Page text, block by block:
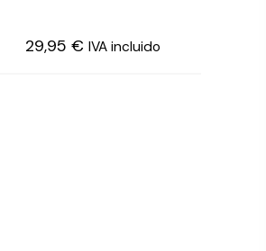
29,95 € IVA incluido